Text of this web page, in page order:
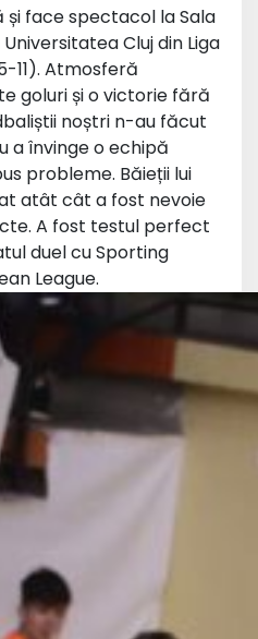
și face spectacol la Sala
Cluj din Liga
11). Atmosferă
goluri și o victorie fără
noștri n-au făcut
a învinge o echipă
probleme. Băieții lui
atât cât a fost nevoie
A fost testul perfect
duel cu Sporting
League.